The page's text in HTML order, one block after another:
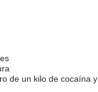
de un kilo de cocaína y